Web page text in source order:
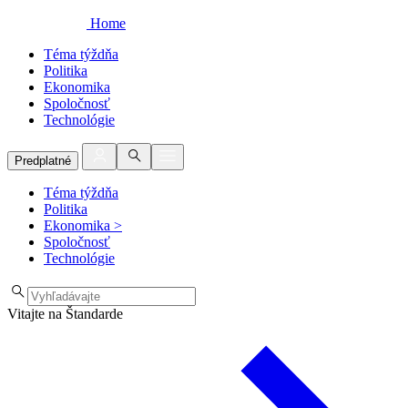
Home
Téma týždňa
Politika
Ekonomika
Spoločnosť
Technológie
Predplatné
Téma týždňa
Politika
Ekonomika >
Spoločnosť
Technológie
Vitajte na Štandarde